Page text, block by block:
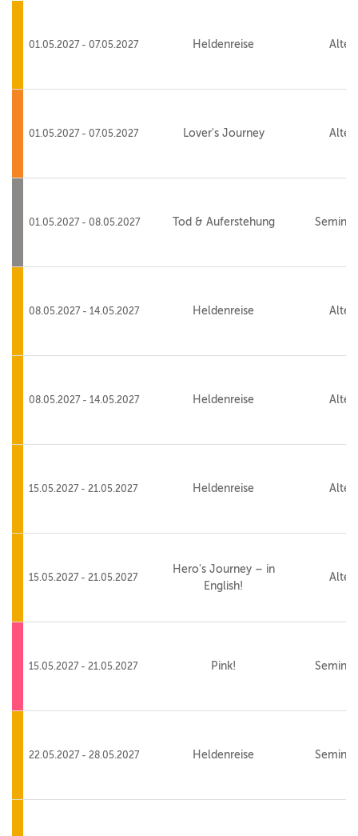
01.05.2027 - 07.05.2027 Heldenreise Alte
01.05.2027 - 07.05.2027 Lover's Journey Alte
01.05.2027 - 08.05.2027 Tod & Auferstehung
08.05.2027 - 14.05.2027 Heldenreise Alte
08.05.2027 - 14.05.2027 Heldenreise Alte
15.05.2027 - 21.05.2027 Heldenreise Alte
15.05.2027 - 21.05.2027
Hero's Journey – in
English!
Alte
15.05.2027 - 21.05.2027 Pink!
22.05.2027 - 28.05.2027 Heldenreise